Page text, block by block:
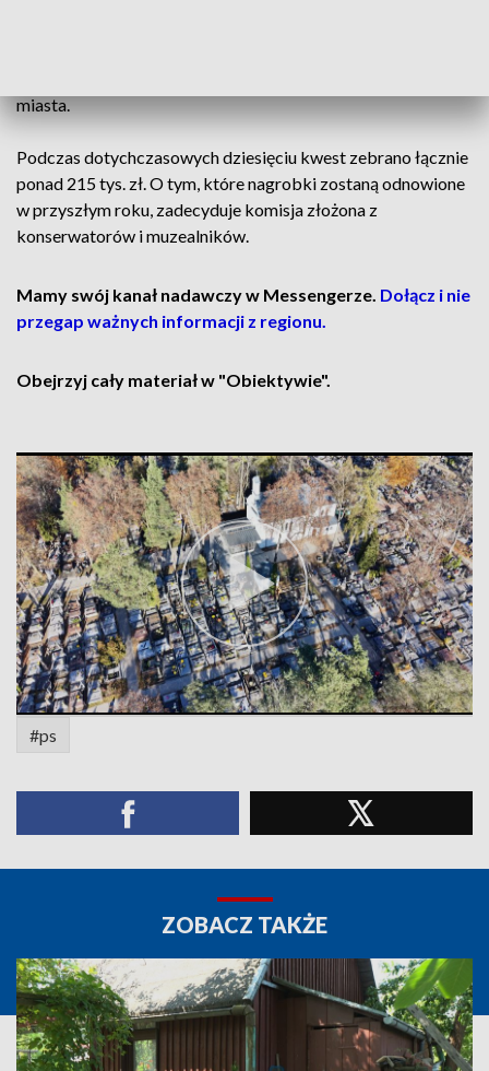
miasta.
Podczas dotychczasowych dziesięciu kwest zebrano łącznie
ponad 215 tys. zł. O tym, które nagrobki zostaną odnowione
w przyszłym roku, zadecyduje komisja złożona z
konserwatorów i muzealników.
Mamy swój kanał nadawczy w Messengerze. Dołącz i nie
przegap ważnych informacji z regionu.
Obejrzyj cały materiał w "Obiektywie".
#ps
ZOBACZ TAKŻE